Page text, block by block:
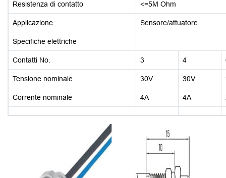
Resistenza di contatto <=5M Ohm
Applicazione Sensore/attuatore
Specifiche elettriche
Contatti No. 3 4
Tensione nominale 30V 30V
Corrente nominale 4A 4A